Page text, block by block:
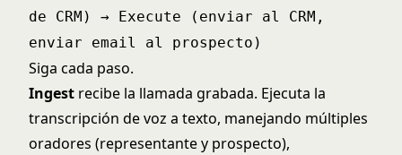
de CRM) → Execute (enviar al CRM,
enviar email al prospecto)
Siga cada paso.
Ingest recibe la llamada grabada. Ejecuta la
transcripción de voz a texto, manejando múltiples
oradores (representante y prospecto),